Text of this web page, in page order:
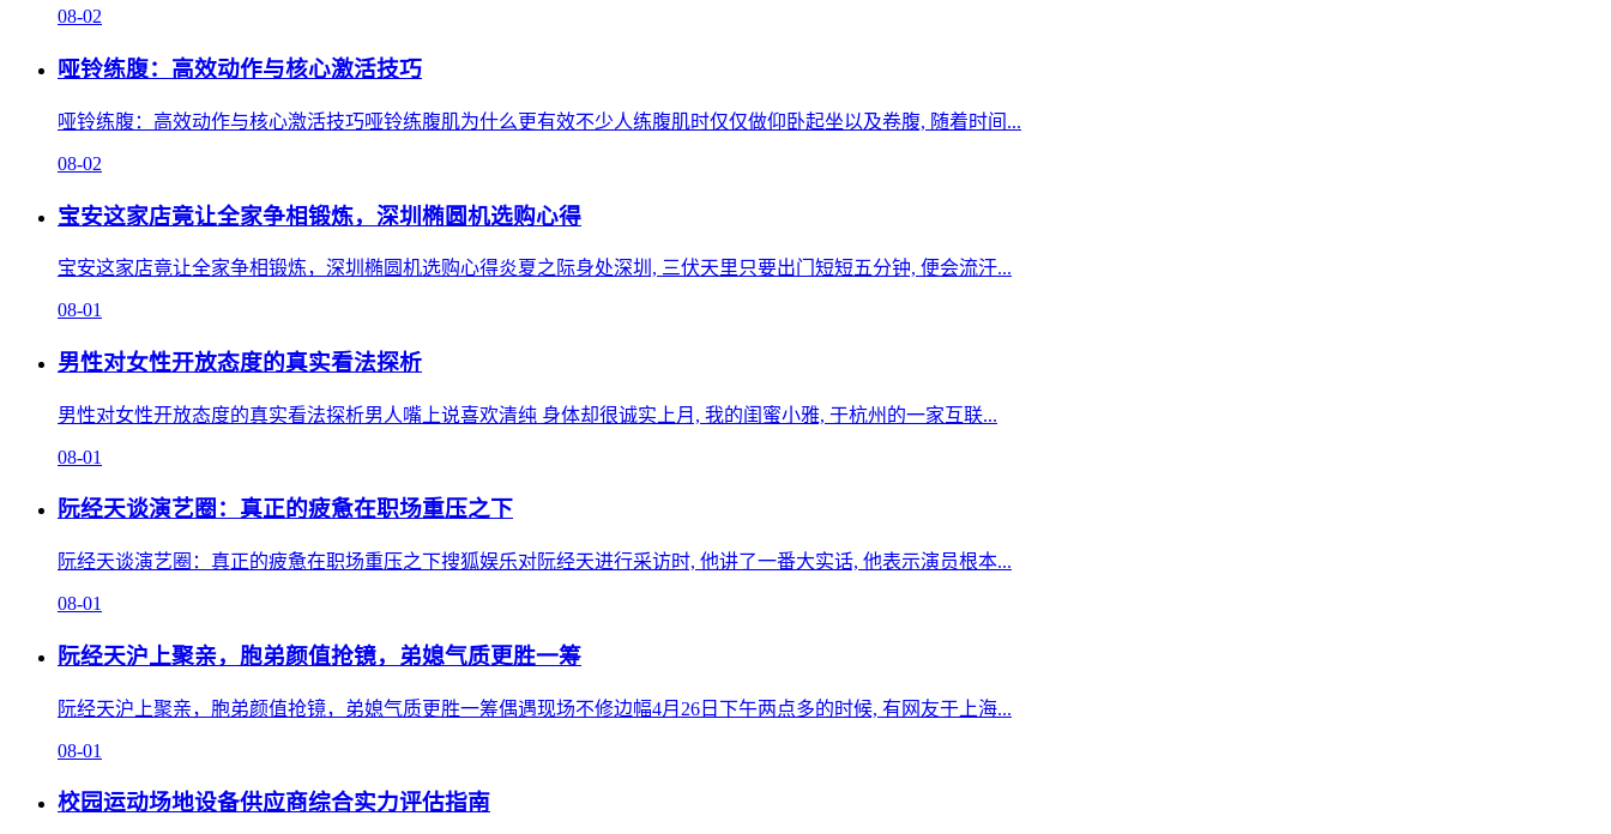
08-02
哑铃练腹：高效动作与核心激活技巧
哑铃练腹：高效动作与核心激活技巧哑铃练腹肌为什么更有效不少人练腹肌时仅仅做仰卧起坐以及卷腹, 随着时间...
08-02
宝安这家店竟让全家争相锻炼，深圳椭圆机选购心得
宝安这家店竟让全家争相锻炼，深圳椭圆机选购心得炎夏之际身处深圳, 三伏天里只要出门短短五分钟, 便会流汗...
08-01
男性对女性开放态度的真实看法探析
男性对女性开放态度的真实看法探析男人嘴上说喜欢清纯 身体却很诚实上月, 我的闺蜜小雅, 于杭州的一家互联...
08-01
阮经天谈演艺圈：真正的疲惫在职场重压之下
阮经天谈演艺圈：真正的疲惫在职场重压之下搜狐娱乐对阮经天进行采访时, 他讲了一番大实话, 他表示演员根本...
08-01
阮经天沪上聚亲，胞弟颜值抢镜，弟媳气质更胜一筹
阮经天沪上聚亲，胞弟颜值抢镜，弟媳气质更胜一筹偶遇现场不修边幅4月26日下午两点多的时候, 有网友于上海...
08-01
校园运动场地设备供应商综合实力评估指南